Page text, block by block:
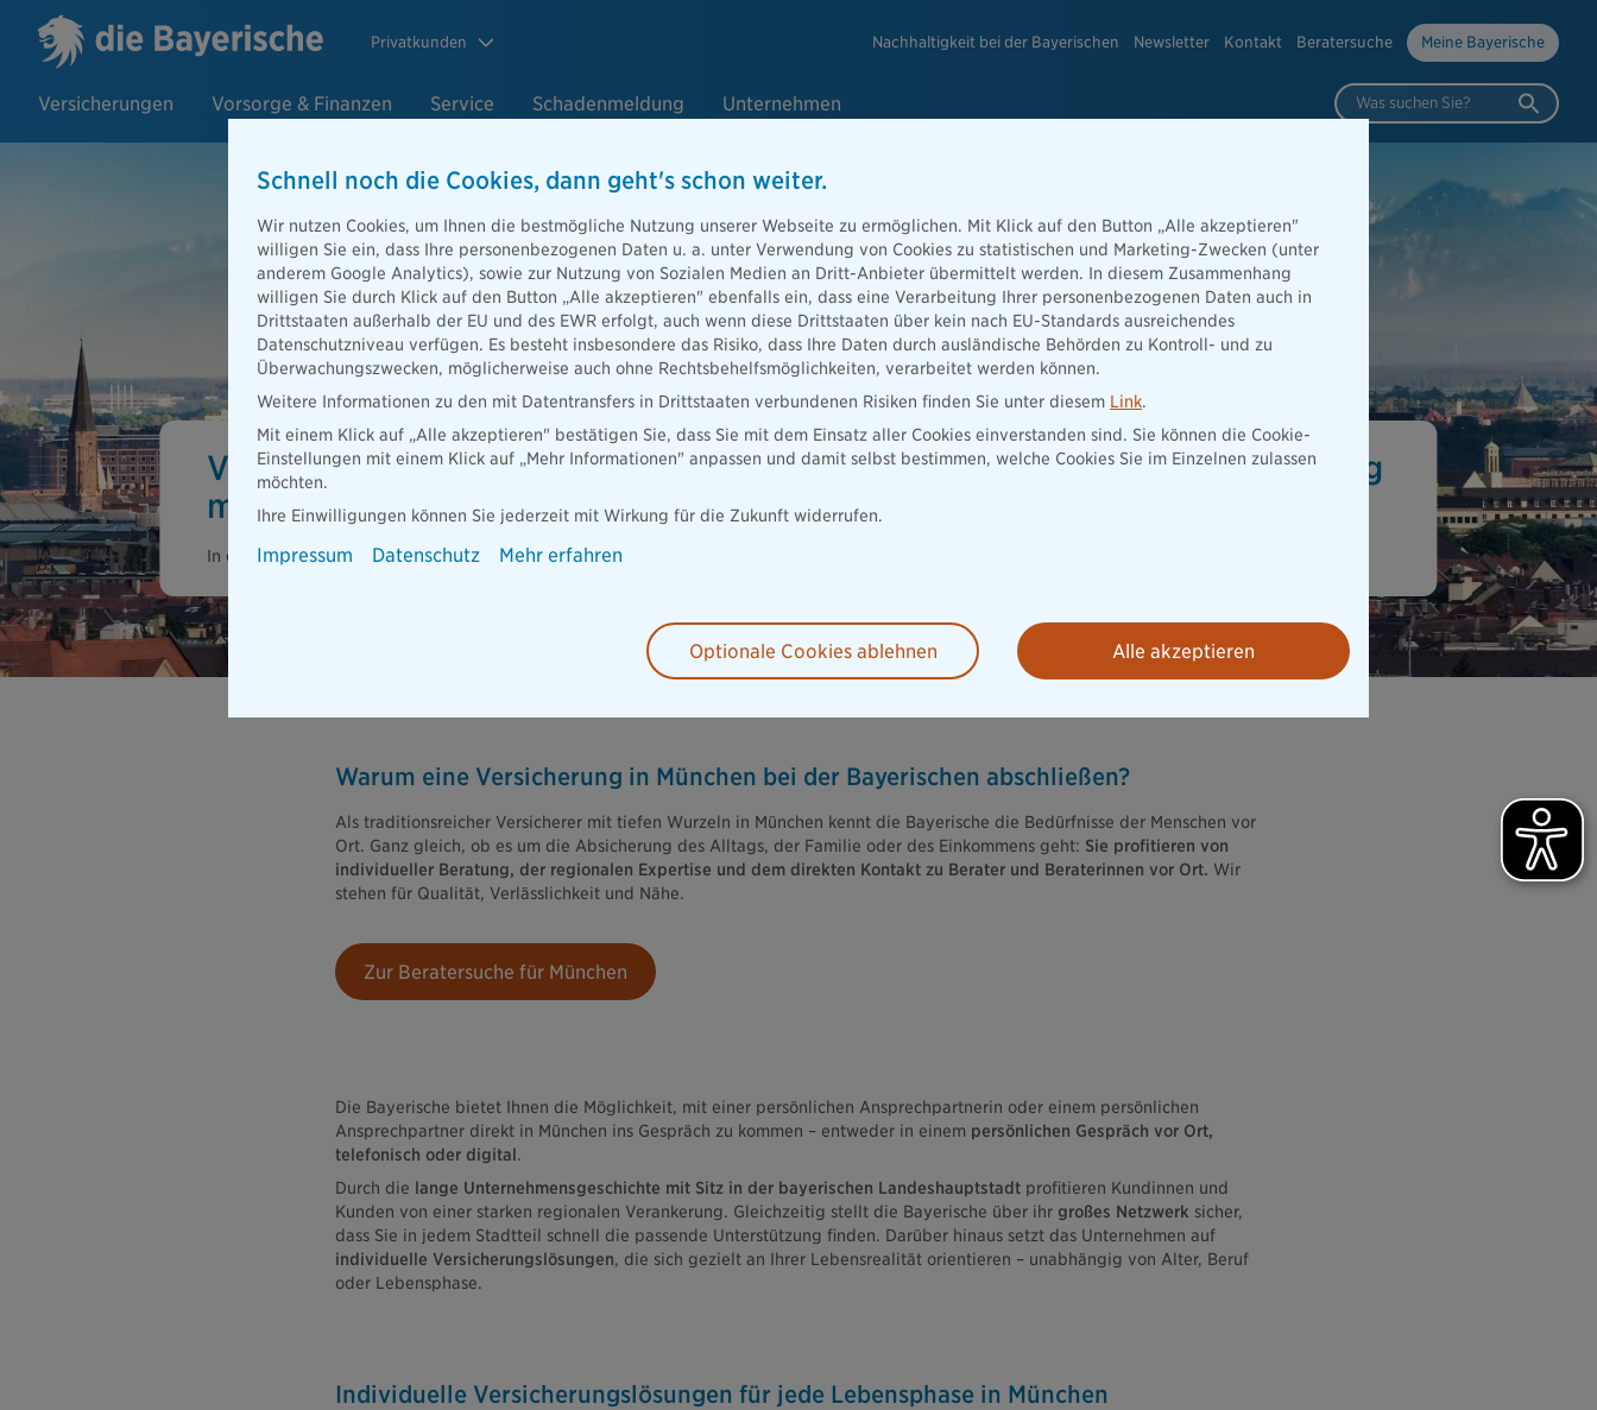
Privatkunden Nachhaltigkeit bei der Bayerischen Newsletter Kontakt Beratersuche Meine Bayerische
Versicherungen Vorsorge & Finanzen Service Schadenmeldung Unternehmen Was suchen Sie?
Versicherung in München – Persönliche Beratung & individuelle Absicherung
mit der Bayerischen
In einer dynamischen Großstadt wie München ist es besonders wichtig, sich auf einen verlässlichen Versicherungspartner vor Ort verlassen zu können.
Warum eine Versicherung in München bei der Bayerischen abschließen?
Als traditionsreicher Versicherer mit tiefen Wurzeln in München kennt die Bayerische die Bedürfnisse der Menschen vor
Ort. Ganz gleich, ob es um die Absicherung des Alltags, der Familie oder des Einkommens geht: Sie profitieren von
individueller Beratung, der regionalen Expertise und dem direkten Kontakt zu Berater und Beraterinnen vor Ort. Wir
stehen für Qualität, Verlässlichkeit und Nähe.
Zur Beratersuche für München
Die Bayerische bietet Ihnen die Möglichkeit, mit einer persönlichen Ansprechpartnerin oder einem persönlichen
Ansprechpartner direkt in München ins Gespräch zu kommen – entweder in einem persönlichen Gespräch vor Ort,
telefonisch oder digital.
Durch die lange Unternehmensgeschichte mit Sitz in der bayerischen Landeshauptstadtprofitieren Kundinnen und
Kunden von einer starken regionalen Verankerung. Gleichzeitig stellt die Bayerische über ihr großes Netzwerk sicher,
dass Sie in jedem Stadtteil schnell die passende Unterstützung finden. Darüber hinaus setzt das Unternehmen auf
individuelle Versicherungslösungen, die sich gezielt an Ihrer Lebensrealität orientieren – unabhängig von Alter, Beruf
oder Lebensphase.
Individuelle Versicherungslösungen für jede Lebensphase in München
Schnell noch die Cookies, dann geht's schon weiter.
Wir nutzen Cookies, um Ihnen die bestmögliche Nutzung unserer Webseite zu ermöglichen. Mit Klick auf den Button „Alle akzeptieren"
willigen Sie ein, dass Ihre personenbezogenen Daten u. a. unter Verwendung von Cookies zu statistischen und Marketing-Zwecken (unter
anderem Google Analytics), sowie zur Nutzung von Sozialen Medien an Dritt-Anbieter übermittelt werden. In diesem Zusammenhang
willigen Sie durch Klick auf den Button „Alle akzeptieren" ebenfalls ein, dass eine Verarbeitung Ihrer personenbezogenen Daten auch in
Drittstaaten außerhalb der EU und des EWR erfolgt, auch wenn diese Drittstaaten über kein nach EU-Standards ausreichendes
Datenschutzniveau verfügen. Es besteht insbesondere das Risiko, dass Ihre Daten durch ausländische Behörden zu Kontroll- und zu
Überwachungszwecken, möglicherweise auch ohne Rechtsbehelfsmöglichkeiten, verarbeitet werden können.
Weitere Informationen zu den mit Datentransfers in Drittstaaten verbundenen Risiken finden Sie unter diesem Link.
Mit einem Klick auf „Alle akzeptieren" bestätigen Sie, dass Sie mit dem Einsatz aller Cookies einverstanden sind. Sie können die Cookie-
Einstellungen mit einem Klick auf „Mehr Informationen" anpassen und damit selbst bestimmen, welche Cookies Sie im Einzelnen zulassen
möchten.
Ihre Einwilligungen können Sie jederzeit mit Wirkung für die Zukunft widerrufen.
Impressum Datenschutz Mehr erfahren
Optionale Cookies ablehnen Alle akzeptieren